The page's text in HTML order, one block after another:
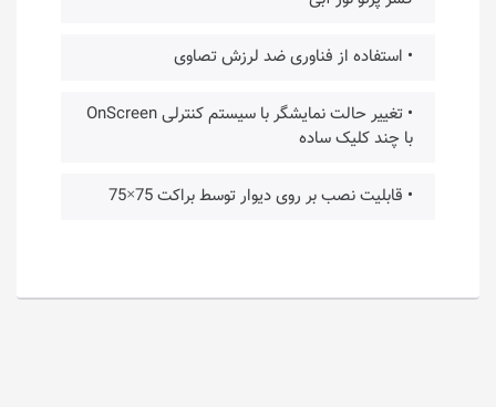
• استفاده از فناوری ضد لرزش تصاوی
• تغییر حالت نمایشگر با سیستم کنترلی OnScreen
با چند کلیک ساده
• قابلیت نصب بر روی دیوار توسط براکت 75×75